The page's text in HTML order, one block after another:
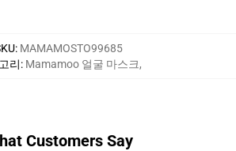
: MAMAMOSTO99685
리: Mamamoo 얼굴 마스크,
Customers Say